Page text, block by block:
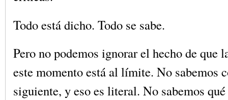
Todo está dicho. Todo se sabe.
Pero no podemos ignorar el hecho de que
este momento está al límite. No sabemos
siguiente, y eso es literal. No sabemos qué